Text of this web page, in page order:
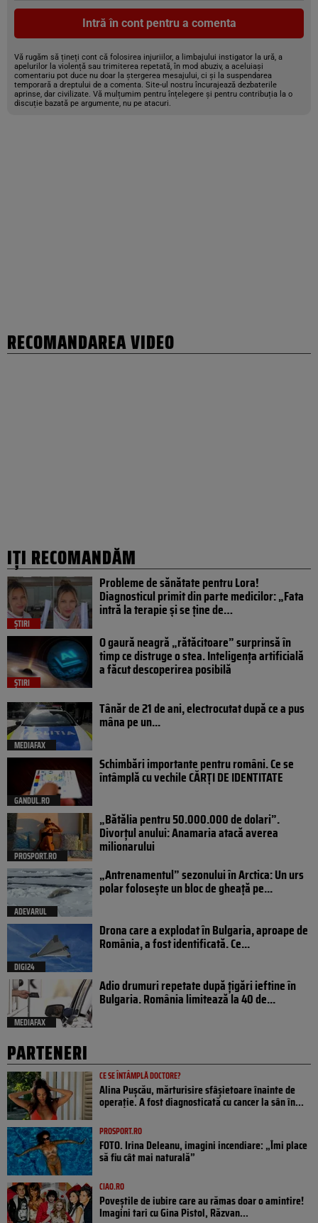
Intră în cont pentru a comenta
Vă rugăm să țineți cont că folosirea injuriilor, a limbajului instigator la ură, a
apelurilor la violență sau trimiterea repetată, în mod abuziv, a aceluiași
comentariu pot duce nu doar la ștergerea mesajului, ci și la suspendarea
temporară a dreptului de a comenta. Site-ul nostru încurajează dezbaterile
aprinse, dar civilizate. Vă mulțumim pentru înțelegere și pentru contribuția la o
discuție bazată pe argumente, nu pe atacuri.
RECOMANDAREA VIDEO
IȚI RECOMANDĂM
ȘTIRI
Probleme de sănătate pentru Lora!
Diagnosticul primit din parte medicilor: „Fata
intră la terapie și se ține de…
ȘTIRI
O gaură neagră „rătăcitoare” surprinsă în
timp ce distruge o stea. Inteligența artificială
a făcut descoperirea posibilă
MEDIAFAX
Tânăr de 21 de ani, electrocutat după ce a pus
mâna pe un...
GANDUL.RO
Schimbări importante pentru români. Ce se
întâmplă cu vechile CĂRȚI DE IDENTITATE
PROSPORT.RO
„Bătălia pentru 50.000.000 de dolari”.
Divorțul anului: Anamaria atacă averea
milionarului
ADEVARUL
„Antrenamentul” sezonului în Arctica: Un urs
polar folosește un bloc de gheață pe...
DIGI24
Drona care a explodat în Bulgaria, aproape de
România, a fost identificată. Ce...
MEDIAFAX
Adio drumuri repetate după țigări ieftine în
Bulgaria. România limitează la 40 de...
PARTENERI
CE SE ÎNTÂMPLĂ DOCTORE?
Alina Pușcău, mărturisire sfâșietoare înainte de
operație. A fost diagnosticată cu cancer la sân în...
PROSPORT.RO
FOTO. Irina Deleanu, imagini incendiare: „Îmi place
să fiu cât mai naturală”
CIAO.RO
Poveştile de iubire care au rămas doar o amintire!
Imagini tari cu Gina Pistol, Răzvan...